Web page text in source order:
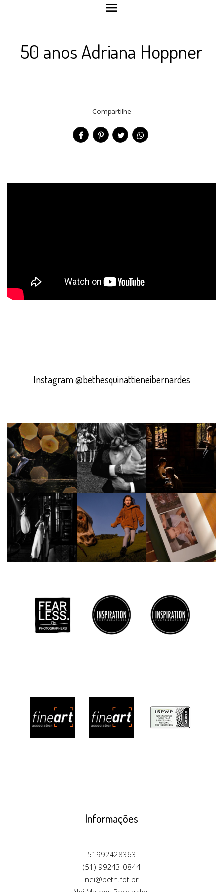
menu
50 anos Adriana Hoppner
Compartilhe
Instagram @bethesquinattieneibernardes
Informações
51992428363
(51) 99243-0844
nei@beth.fot.br